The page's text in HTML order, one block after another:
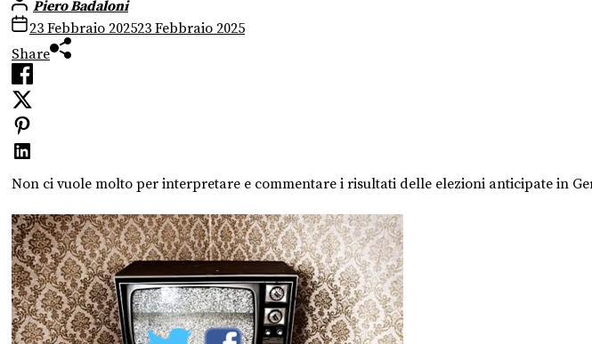
Piero Badaloni
23 Febbraio 202523 Febbraio 2025
Share
Non ci vuole molto per interpretare e commentare i risultati delle elezioni anticipate in